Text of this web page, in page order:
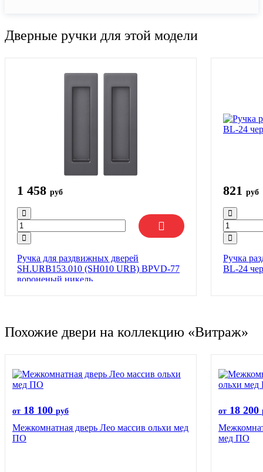
Дверные ручки для этой модели
1 458 руб
Ручка для раздвижных дверей
SH.URB153.010 (SH010 URB) BPVD-77
вороненый никель
821 руб
Ручка
BL-24
Похожие двери на коллекцию «Витраж»
от 18 100 руб
Межкомнатная дверь Лео массив ольхи мед
ПО
от 18 200
мед ПО